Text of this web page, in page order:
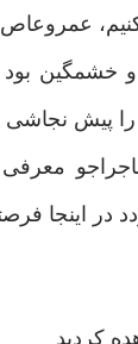
عمروعاص
و خشمگین
پیش نجاشی
در اینجا
کردید